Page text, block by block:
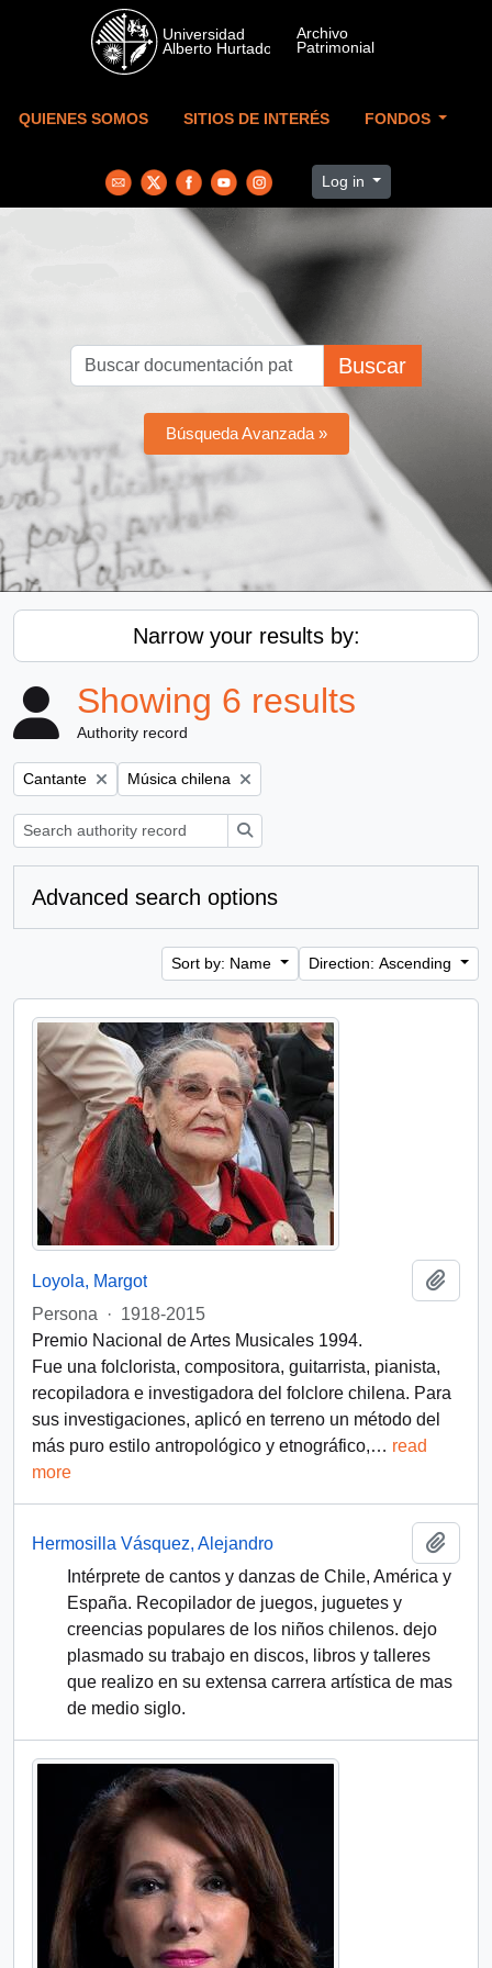
Skip to main content
QUIENES SOMOS SITIOS DE INTERÉS FONDOS
Log in
Buscar
Búsqueda Avanzada »
Narrow your results by:
Showing 6 results
Authority record
Remove filter:
Cantante Remove filter:
Música chilena
Advanced search options
Sort by: Name Direction: Ascending
Loyola, Margot
Persona
· 1918-2015
Premio Nacional de Artes Musicales 1994.
Fue una folclorista, compositora, guitarrista, pianista,
recopiladora e investigadora del folclore chilena. Para
sus investigaciones, aplicó en terreno un método del
más puro estilo antropológico y etnográfico,… read
more
Hermosilla Vásquez, Alejandro
Intérprete de cantos y danzas de Chile, América y
España. Recopilador de juegos, juguetes y
creencias populares de los niños chilenos. dejo
plasmado su trabajo en discos, libros y talleres
que realizo en su extensa carrera artística de mas
de medio siglo.